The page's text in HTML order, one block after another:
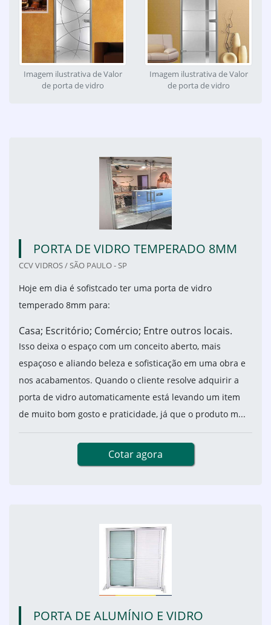
Imagem ilustrativa de Valor
de porta de vidro
Imagem ilustrativa de Valor
de porta de vidro
PORTA DE VIDRO TEMPERADO 8MM
CCV VIDROS / SÃO PAULO - SP
Hoje em dia é sofistcado ter uma porta de vidro
temperado 8mm para:
Casa; Escritório; Comércio; Entre outros locais.
Isso deixa o espaço com um conceito aberto, mais
espaçoso e aliando beleza e sofisticação em uma obra e
nos acabamentos. Quando o cliente resolve adquirir a
porta de vidro automaticamente está levando um item
de muito bom gosto e praticidade, já que o produto m...
Cotar agora
PORTA DE ALUMÍNIO E VIDRO